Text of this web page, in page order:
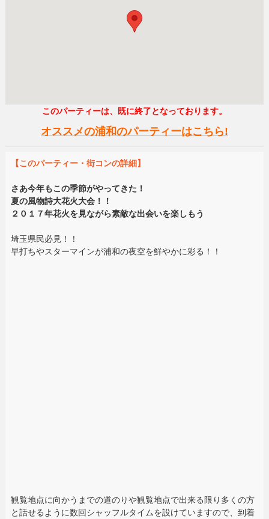
このパーティーは、既に終了となっております。
オススメの浦和のパーティーはこちら!
【このパーティー・街コンの詳細】
さあ今年もこの季節がやってきた！
夏の風物詩大花火大会！！
２０１７年花火を見ながら素敵な出会いを楽しもう
埼玉県民必見！！
早打ちやスターマインが浦和の夜空を鮮やかに彩る！！
観覧地点に向かうまでの道のりや観覧地点で出来る限り多くの方
と話せるように数回シャッフルタイムを設けていますので、到着